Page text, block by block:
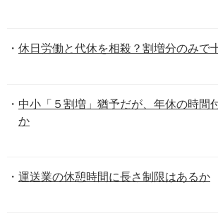
休日労働と代休を相殺？割増分のみで
中小「５割増」猶予だが、年休の時間
か
運送業の休憩時間に長さ制限はあるか